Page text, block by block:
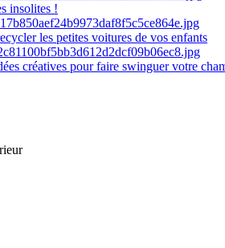
insolites !
les petites voitures de vos enfants
créatives pour faire swinguer votre